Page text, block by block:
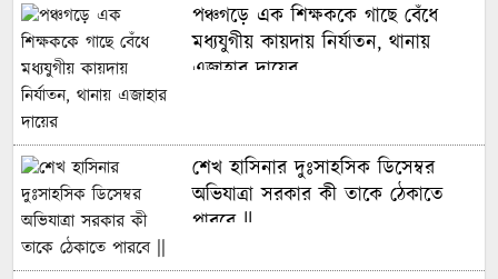
পঞ্চগড়ে এক শিক্ষককে গাছে বেঁধে
মধ্যযুগীয় কায়দায় নির্যাতন, থানায়
এজাহার দায়ের
শেখ হাসিনার দুঃসাহসিক ডিসেম্বর
অভিযাত্রা সরকার কী তাকে ঠেকাতে
পারবে ||